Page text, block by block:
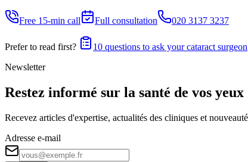
Free 15-min call Full consultation 020 3137 3237
Prefer to read first?
10 questions to ask your cataract surgeon
Newsletter
Restez informé sur la santé de vos yeux
Recevez articles d'expertise, actualités des cliniques et
Adresse e-mail